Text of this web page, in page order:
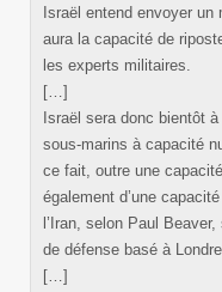
Israël entend envoyer un
aura la capacité de
les experts militaires.
[…]
Israël sera donc bientôt
sous-marins à capacité
ce fait, outre une
également d’une
l’Iran, selon Paul
de défense basé à
[…]